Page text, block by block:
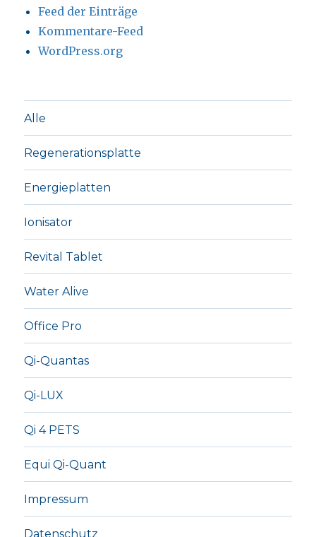
Feed der Einträge
Kommentare-Feed
WordPress.org
Alle
Regenerationsplatte
Energieplatten
Ionisator
Revital Tablet
Water Alive
Office Pro
Qi-Quantas
Qi-LUX
Qi 4 PETS
Equi Qi-Quant
Impressum
Datenschutz